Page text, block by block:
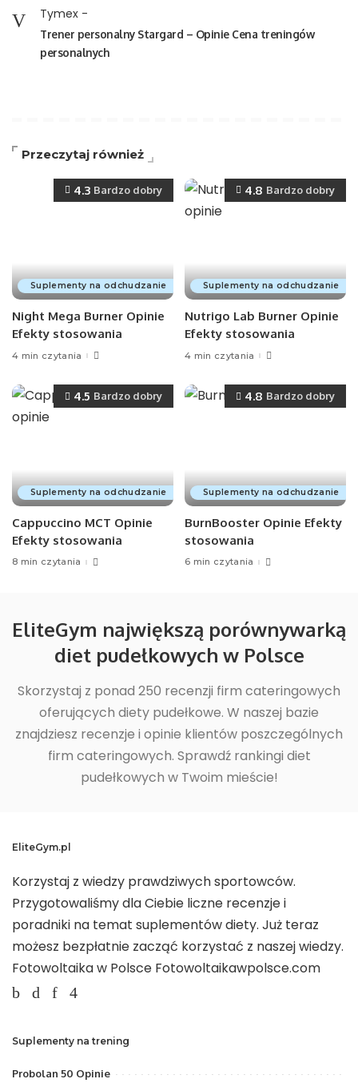
Tymex -
Trener personalny Stargard – Opinie Cena treningów
personalnych
Przeczytaj również
Suplementy na odchudzanie
4.3 Bardzo dobry
Night Mega Burner Opinie
Efekty stosowania
4 min czytania
Suplementy na odchudzanie
4.8 Bardzo dobry
Nutrigo Lab Burner Opinie
Efekty stosowania
4 min czytania
Suplementy na odchudzanie
4.5 Bardzo dobry
Cappuccino MCT Opinie
Efekty stosowania
8 min czytania
Suplementy na odchudzanie
4.8 Bardzo dobry
BurnBooster Opinie Efekty
stosowania
6 min czytania
EliteGym największą porównywarką
diet pudełkowych w Polsce
Skorzystaj z ponad 250 recenzji firm cateringowych
oferujących diety pudełkowe. W naszej bazie
znajdziesz recenzje i opinie klientów poszczególnych
firm cateringowych. Sprawdź rankingi diet
pudełkowych w Twoim mieście!
EliteGym.pl
Korzystaj z wiedzy prawdziwych sportowców.
Przygotowaliśmy dla Ciebie liczne recenzje i
poradniki na temat suplementów diety. Już teraz
możesz bezpłatnie zacząć korzystać z naszej wiedzy.
Fotowoltaika w Polsce Fotowoltaikawpolsce.com
Suplementy na trening
Probolan 50 Opinie